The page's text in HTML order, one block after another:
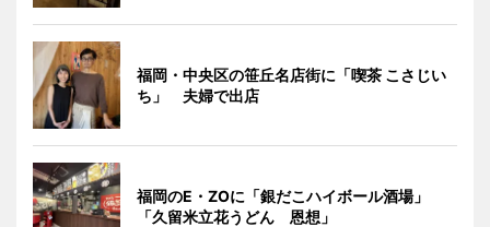
福岡・中央区の笹丘名店街に「喫茶 こさじい
ち」 夫婦で出店
福岡のE・ZOに「銀だこハイボール酒場」
「久留米立花うどん 恩想」